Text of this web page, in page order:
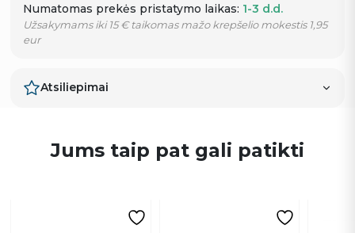
Numatomas prekės pristatymo laikas: 1-3 d.d.
Užsakymams iki 15 € taikomas mažo krepšelio mokestis 1,95
eur
Atsiliepimai
Jums taip pat gali patikti